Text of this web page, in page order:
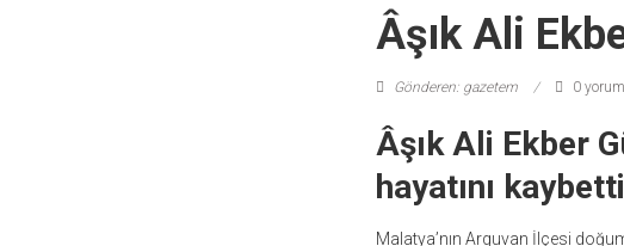
Âşık Ali
Gönderen: gazetem 0 yorum
Âşık Ali Ekber
hayatını
Malatya’nın Arguvan İlçesi